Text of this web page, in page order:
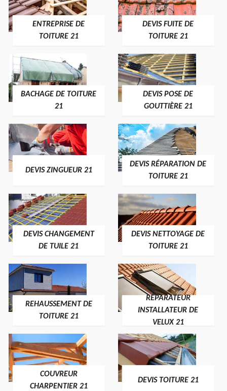
ENTREPRISE DE
TOITURE 21
DEVIS FUITE DE
TOITURE 21
BACHAGE DE TOITURE
21
DEVIS POSE DE
GOUTTIÈRE 21
DEVIS ZINGUEUR 21
DEVIS RÉPARATION DE
TOITURE 21
DEVIS CHANGEMENT
DE TUILE 21
DEVIS NETTOYAGE DE
TOITURE 21
REHAUSSEMENT DE
TOITURE 21
RÉPARATEUR
INSTALLATEUR DE
VELUX 21
COUVREUR
CHARPENTIER 21
DEVIS TOITURE 21